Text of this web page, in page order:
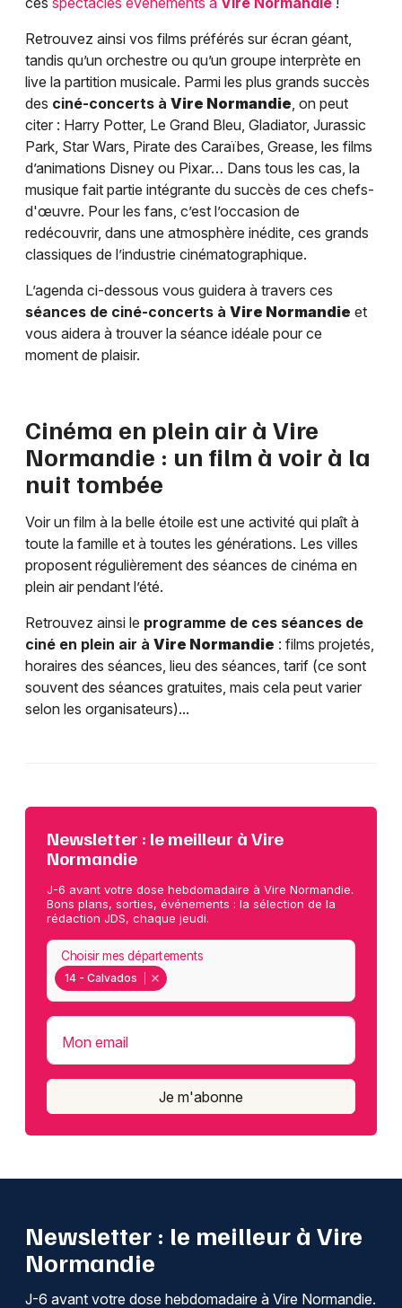
Retrouvez ainsi vos films préférés sur écran géant,
tandis qu’un orchestre ou qu’un groupe interprète en
live la partition musicale. Parmi les plus grands succès
des ciné-concerts à Vire Normandie, on peut
citer : Harry Potter, Le Grand Bleu, Gladiator, Jurassic
Park, Star Wars, Pirate des Caraïbes, Grease, les films
d’animations Disney ou Pixar… Dans tous les cas, la
musique fait partie intégrante du succès de ces chefs-
d'œuvre. Pour les fans, c’est l’occasion de
redécouvrir, dans une atmosphère inédite, ces grands
classiques de l’industrie cinématographique.
L’agenda ci-dessous vous guidera à travers ces
séances de ciné-concerts à Vire Normandie et
vous aidera à trouver la séance idéale pour ce
moment de plaisir.
Cinéma en plein air à Vire
Normandie : un film à voir à la
nuit tombée
Voir un film à la belle étoile est une activité qui plaît à
toute la famille et à toutes les générations. Les villes
proposent régulièrement des séances de cinéma en
plein air pendant l’été.
Retrouvez ainsi le programme de ces séances de
ciné en plein air à Vire Normandie : films projetés,
horaires des séances, lieu des séances, tarif (ce sont
souvent des séances gratuites, mais cela peut varier
selon les organisateurs)...
Newsletter : le meilleur à Vire
Normandie
J-6 avant votre dose hebdomadaire à Vire Normandie.
Bons plans, sorties, événements : la sélection de la
rédaction JDS, chaque jeudi.
14 - Calvados
Choisir mes départements
Mon email
Je m'abonne
Newsletter : le meilleur à Vire
Normandie
J-6 avant votre dose hebdomadaire à Vire Normandie.